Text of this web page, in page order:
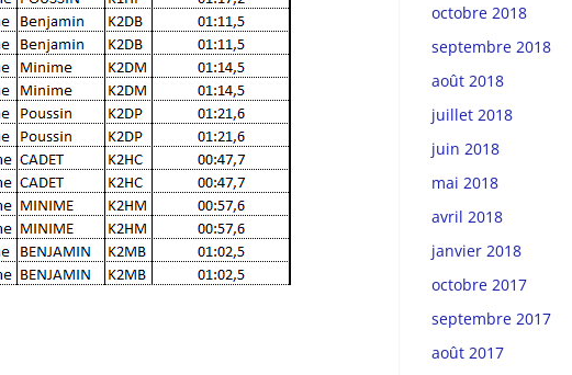
octobre 2018
septembre 2018
août 2018
juillet 2018
juin 2018
mai 2018
avril 2018
janvier 2018
octobre 2017
septembre 2017
août 2017